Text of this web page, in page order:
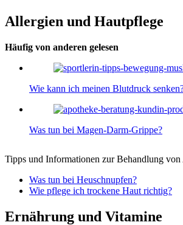
Allergien und Hautpflege
Häufig von anderen gelesen
Wie kann ich meinen Blutdruck
Was tun bei Magen-Darm-Grippe?
Tipps und Informationen zur Behandlung
Was tun bei Heuschnupfen?
Wie pflege ich trockene Haut richtig?
Ernährung und Vitamine